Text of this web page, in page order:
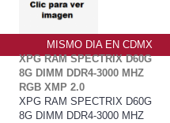
MISMO DIA EN CDMX
XPG RAM SPECTRIX D60G
8G DIMM DDR4-3000 MHZ
RGB XMP 2.0
XPG RAM SPECTRIX D60G
8G DIMM DDR4-3000 MHZ